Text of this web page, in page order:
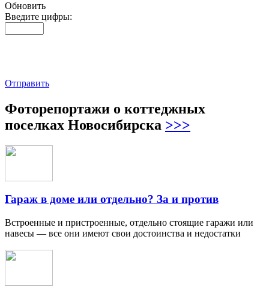
Обновить
Введите цифры:
Отправить
Фоторепортажи о коттеджных
поселках Новосибирска >>>
Гараж в доме или отдельно? За и против
Встроенные и пристроенные, отдельно стоящие гаражи или
навесы — все они имеют свои достоинства и недостатки